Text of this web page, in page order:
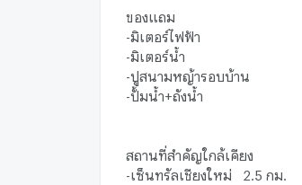
ของแถม
-มิเตอร์ไฟฟ้า
-มิเตอร์น้ำ
-ปูสนามหญ้ารอบบ้าน
-ปั้มน้ำ+ถังน้ำ
สถานที่สำคัญใกล้เคียง
-เซ็นทรัลเชียงใหม่ 2.5 กม.